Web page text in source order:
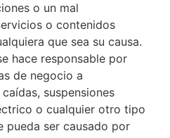
o un mal
o contenidos
que sea su causa.
hace responsable por
de negocio a
suspensiones
o cualquier otro tipo
pueda ser causado por